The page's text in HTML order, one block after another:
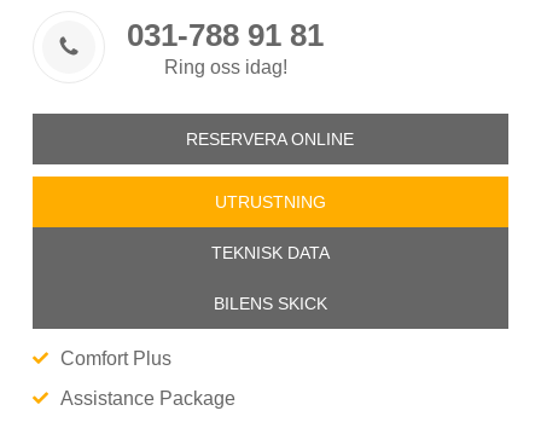
 031-788 91 81
Ring oss idag!
RESERVERA ONLINE
UTRUSTNING
TEKNISK DATA
BILENS SKICK
Comfort Plus
Assistance Package